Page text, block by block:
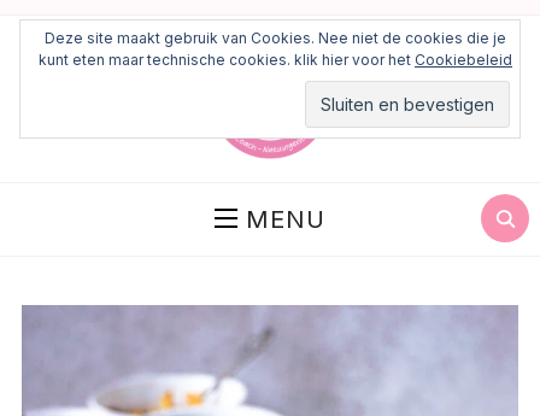
MENU
Deze site maakt gebruik van Cookies. Nee niet de cookies die je
kunt eten maar technische cookies. klik hier voor het Cookiebeleid